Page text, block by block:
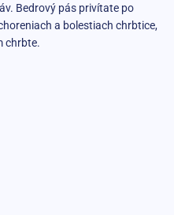
Bedrový pás privítate po
a bolestiach chrbtice,
chrbte.